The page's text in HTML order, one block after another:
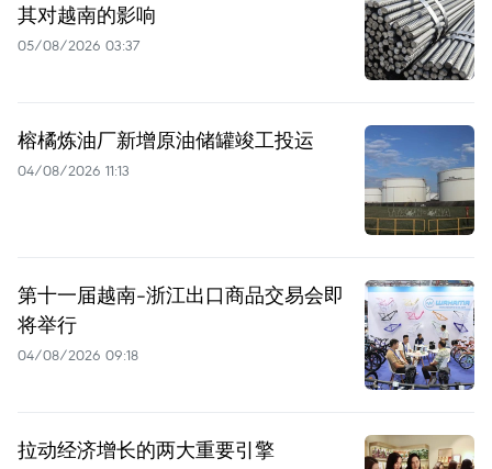
其对越南的影响
05/08/2026 03:37
榕橘炼油厂新增原油储罐竣工投运
04/08/2026 11:13
第十一届越南-浙江出口商品交易会即
将举行
04/08/2026 09:18
拉动经济增长的两大重要引擎